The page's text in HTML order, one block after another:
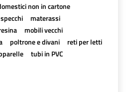
non in cartone
materassi
mobili vecchi
poltrone e divani
reti per letti
tubi in PVC